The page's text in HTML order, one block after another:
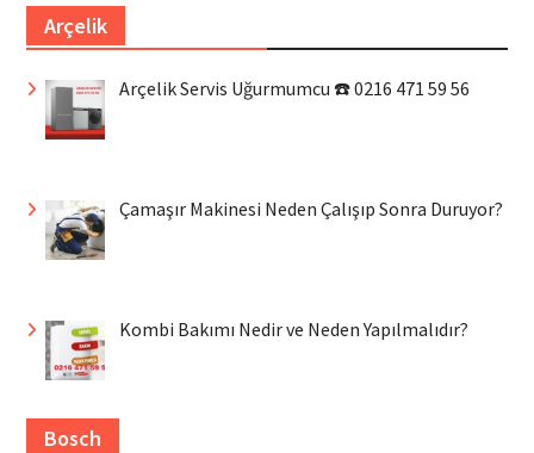
Arçelik
Arçelik Servis Uğurmumcu ☎️ 0216 471 59 56
Çamaşır Makinesi Neden Çalışıp Sonra Duruyor?
Kombi Bakımı Nedir ve Neden Yapılmalıdır?
Bosch